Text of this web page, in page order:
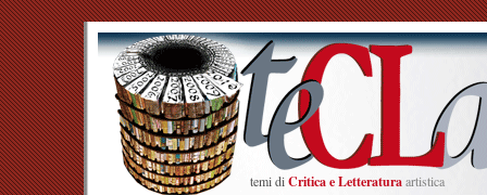
temi diCritica eLetteraturaartistica